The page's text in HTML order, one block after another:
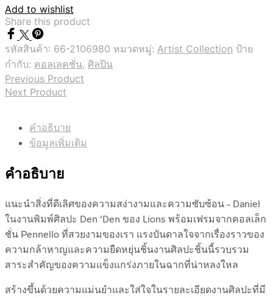
Add to wishlist
Share this product
รหัสสินค้า: 66-2106980 หมวดหมู่: Artist Collection ป้าย
กำกับ: คอลเลคชั่น, ศิลปิน
Previous Product
Next Product
คำอธิบาย
ข้อมูลเพิ่มเติม
คำอธิบาย
แนะนำสิ่งที่ดีเลิศของความสง่างามและความซับซ้อน – Daniel
ในงานพิมพ์ศิลปะ Den ‘Den ของ Lions พร้อมเฟรมจากคอลเล็ก
ชั่น Pennello ที่สวยงามของเรา แรงบันดาลใจจากเรื่องราวของ
ความกล้าหาญและความยืดหยุ่นชิ้นงานศิลปะชิ้นนี้รวบรวม
สาระสำคัญของความแข็งแกร่งภายในฉากที่น่าหลงใหล
สร้างขึ้นด้วยความแม่นยำและใส่ใจในรายละเอียดงานศิลปะที่มี